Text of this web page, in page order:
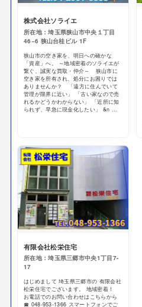
株式会社ソライエ
所在地：埼玉県狭山市中央１丁目
46−6 狭山台桂ビル 1F
狭山市の空き家を、明日への確かな
「資産」へ。 ～地域密着のソライエが
繋ぐ、誠実な買取・仲介～ 狭山市に
空き家を所有され、処分にお困りでは
ありませんか？ 「遠方に住んでいて
管理が限界に近い」 「古い家なので売
れるかどうかわからない」 「近所に知
られず、早急に現金化したい」 &n ...
有限会社松栄住宅
所在地：埼玉県三郷市中央1丁目7-
17
はじめまして 埼玉県三郷市の 有限会社
松栄住宅でございます。 地域密着！
お電話でのお問い合わせはこちらから
☎ 048-953-1366 スマートフォンでご